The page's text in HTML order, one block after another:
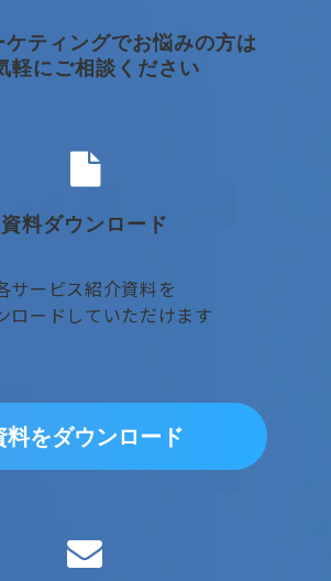
ティングでお悩みの方は
軽にご相談ください
資料ダウンロード
サービス紹介資料を
ロードしていただけます
料をダウンロード